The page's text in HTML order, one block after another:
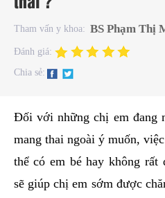
Tham vấn y khoa: BS Phạm Thị
Đánh giá:
Chia sẻ:
Đối với những chị em đang
mang thai ngoài ý muốn,
thể có em bé hay không
sẽ giúp chị em sớm được